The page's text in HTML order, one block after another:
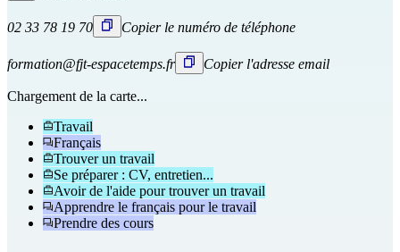
02 33 78 19 70 Copier le numéro de téléphone
formation@fjt-espacetemps.fr Copier l'adresse email
Chargement de la carte...
Travail
Français
Trouver un travail
Se préparer : CV, entretien...
Avoir de l'aide pour trouver un travail
Apprendre le français pour le travail
Prendre des cours